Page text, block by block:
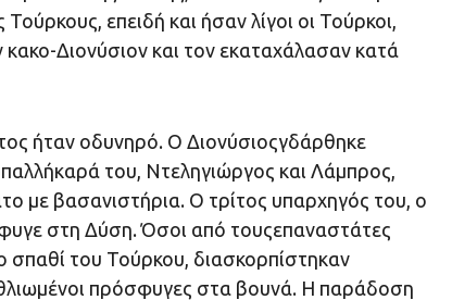
επειδή και ήσαν λίγοι οι Τούρκοι,
κακο-Διονύσιον και τον εκαταχάλασαν κατά
ήταν οδυνηρό. Ο Διονύσιοςγδάρθηκε
του, Ντεληγιώργος και Λάμπρος,
με βασανιστήρια. Ο τρίτος υπαρχηγός του, ο
στη Δύση. Όσοι από τουςεπαναστάτες
σπαθί του Τούρκου, διασκορπίστηκαν
πρόσφυγες στα βουνά. Η παράδοση